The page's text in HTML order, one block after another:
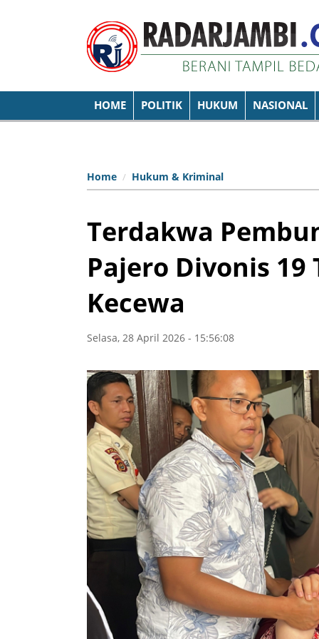
HOME POLITIK HUKUM NASIONAL
Home Hukum & Kriminal
Terdakwa
Pajero Divonis
Kecewa
Selasa, 28 April 2026 - 15:56:08